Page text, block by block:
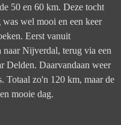
50 en 60 km. Deze tocht
wel mooi en een keer
Eerst vanuit
naar Nijverdal, terug via een
Delden. Daarvandaan weer
Totaal zo'n 120 km, maar de
mooie dag.